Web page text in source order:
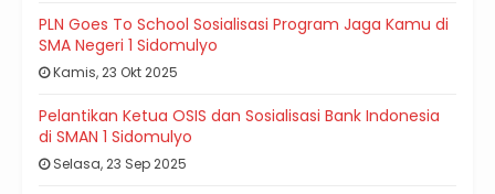
PLN Goes To School Sosialisasi Program Jaga Kamu di
SMA Negeri 1 Sidomulyo
Kamis, 23 Okt 2025
Pelantikan Ketua OSIS dan Sosialisasi Bank Indonesia
di SMAN 1 Sidomulyo
Selasa, 23 Sep 2025